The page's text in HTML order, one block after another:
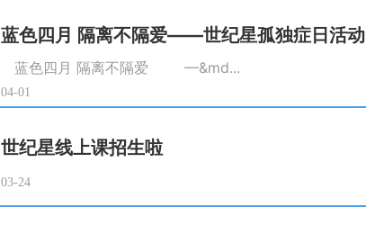
蓝色四月 隔离不隔爱——世纪星孤独症日活动
蓝色四月 隔离不隔爱 —&md...
04-01
世纪星线上课招生啦
03-24